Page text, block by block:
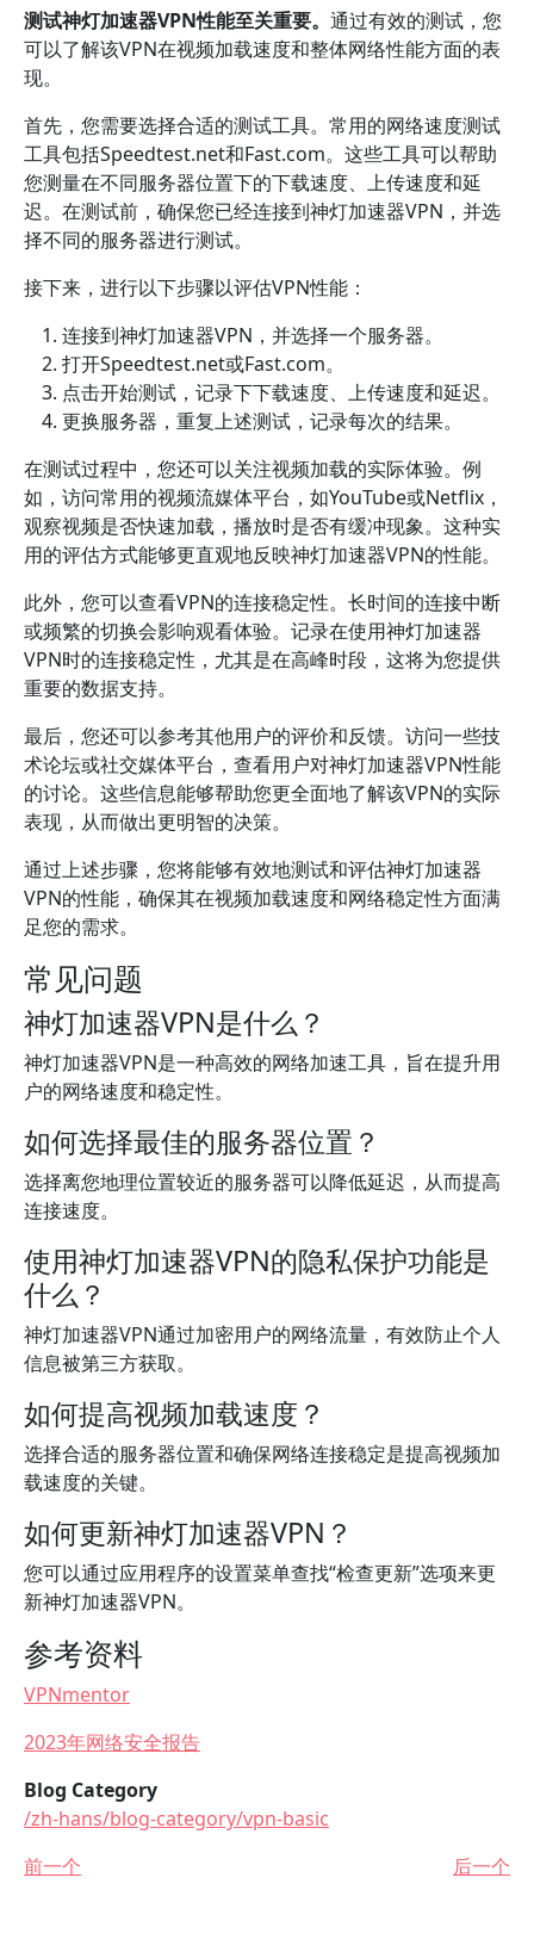
测试神灯加速器VPN性能至关重要。 通过有效的测试，您
可以了解该VPN在视频加载速度和整体网络性能方面的表
现。
首先，您需要选择合适的测试工具。常用的网络速度测试
工具包括Speedtest.net和Fast.com。这些工具可以帮助
您测量在不同服务器位置下的下载速度、上传速度和延
迟。在测试前，确保您已经连接到神灯加速器VPN，并选
择不同的服务器进行测试。
接下来，进行以下步骤以评估VPN性能：
连接到神灯加速器VPN，并选择一个服务器。
打开Speedtest.net或Fast.com。
点击开始测试，记录下下载速度、上传速度和延迟。
更换服务器，重复上述测试，记录每次的结果。
在测试过程中，您还可以关注视频加载的实际体验。例
如，访问常用的视频流媒体平台，如YouTube或Netflix，
观察视频是否快速加载，播放时是否有缓冲现象。这种实
用的评估方式能够更直观地反映神灯加速器VPN的性能。
此外，您可以查看VPN的连接稳定性。长时间的连接中断
或频繁的切换会影响观看体验。记录在使用神灯加速器
VPN时的连接稳定性，尤其是在高峰时段，这将为您提供
重要的数据支持。
最后，您还可以参考其他用户的评价和反馈。访问一些技
术论坛或社交媒体平台，查看用户对神灯加速器VPN性能
的讨论。这些信息能够帮助您更全面地了解该VPN的实际
表现，从而做出更明智的决策。
通过上述步骤，您将能够有效地测试和评估神灯加速器
VPN的性能，确保其在视频加载速度和网络稳定性方面满
足您的需求。
常见问题
神灯加速器VPN是什么？
神灯加速器VPN是一种高效的网络加速工具，旨在提升用
户的网络速度和稳定性。
如何选择最佳的服务器位置？
选择离您地理位置较近的服务器可以降低延迟，从而提高
连接速度。
使用神灯加速器VPN的隐私保护功能是
什么？
神灯加速器VPN通过加密用户的网络流量，有效防止个人
信息被第三方获取。
如何提高视频加载速度？
选择合适的服务器位置和确保网络连接稳定是提高视频加
载速度的关键。
如何更新神灯加速器VPN？
您可以通过应用程序的设置菜单查找“检查更新”选项来更
新神灯加速器VPN。
参考资料
VPNmentor
2023年网络安全报告
Blog Category
/zh-hans/blog-category/vpn-basic
前一个
后一个